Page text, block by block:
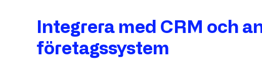
Integrera med CRM och
företagssystem